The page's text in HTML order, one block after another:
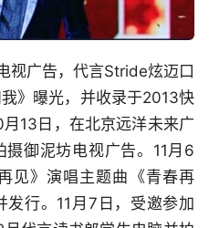
视广告，代言Stride炫迈口
》曝光，并收录于2013快
13日，在北京远洋未来广
摄御泥坊电视广告。11月6
见》演唱主题曲《青春再
发行。11月7日，受邀参加